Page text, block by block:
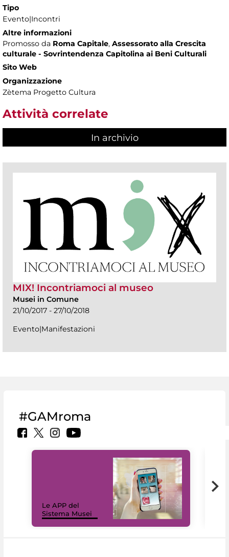
Tipo
Evento|Incontri
Altre informazioni
Promosso da Roma Capitale, Assessorato alla Crescita
culturale - Sovrintendenza Capitolina ai Beni Culturali
Sito Web
Organizzazione
Zètema Progetto Cultura
Attività correlate
In archivio
MIX! Incontriamoci al museo
Musei in Comune
21/10/2017 - 27/10/2018
Evento|Manifestazioni
#GAMroma
Le APP del
Sistema Musei